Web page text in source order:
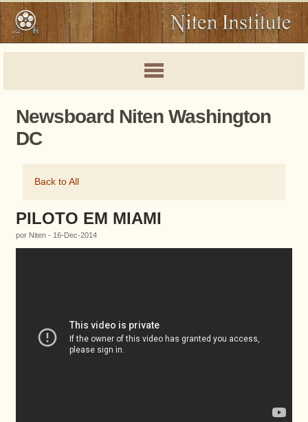
Newsboard Niten Washington
DC
Back to All
PILOTO EM MIAMI
por Niten - 16-Dec-2014